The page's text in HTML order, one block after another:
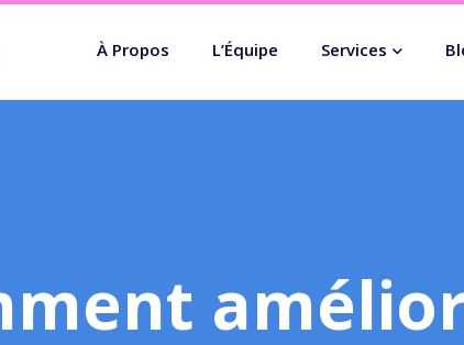
À Propos L’Équipe Services